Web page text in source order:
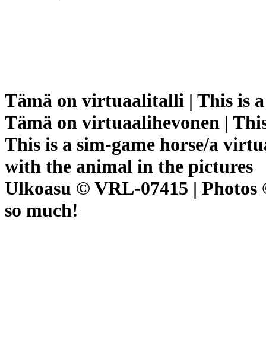
Tämä on virtuaalitalli | This is a
Tämä on virtuaalihevonen |
This is a sim-game horse/a
with the animal in the pictures
Ulkoasu © VRL-07415 |
so much!